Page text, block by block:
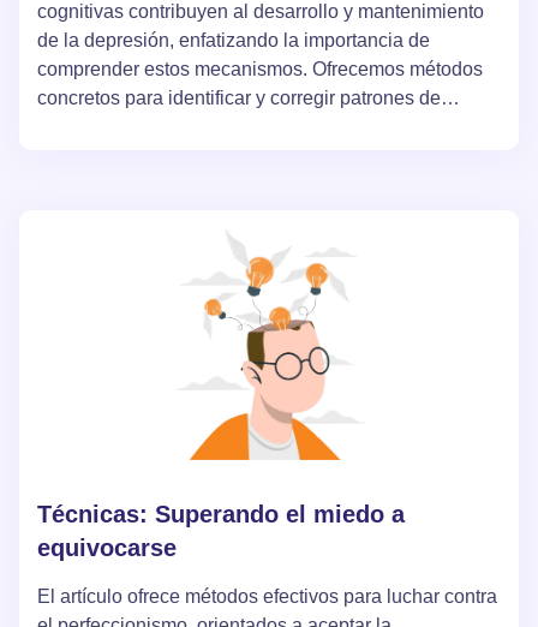
cognitivas contribuyen al desarrollo y mantenimiento
de la depresión, enfatizando la importancia de
comprender estos mecanismos. Ofrecemos métodos
concretos para identificar y corregir patrones de
Técnicas: Superando el miedo a
equivocarse
El artículo ofrece métodos efectivos para luchar contra